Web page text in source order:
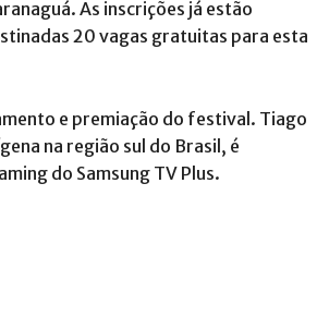
As inscrições já estão
20 vagas gratuitas para esta
e premiação do festival. Tiago
na região sul do Brasil, é
do Samsung TV Plus.